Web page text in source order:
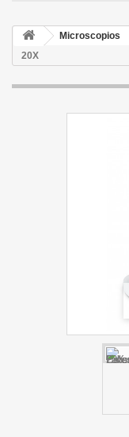
Microscopios
20X